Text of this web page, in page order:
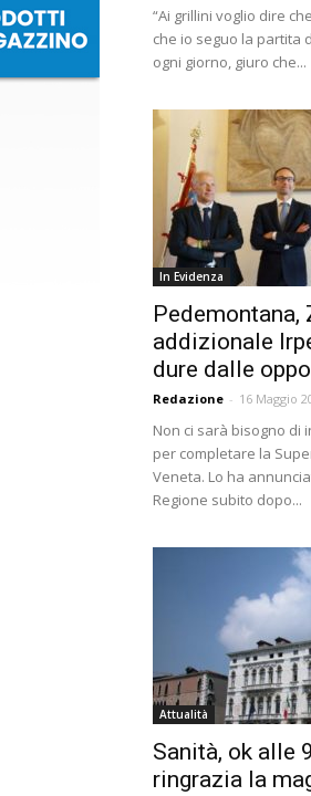
“Ai grillini voglio dire
che io seguo la partita
ogni giorno, giuro che...
In Evidenza
Pedemontana,
addizionale
dure dalle
Redazione - 16 Maggio
Non ci sarà bisogno di
per completare la
Veneta. Lo ha
Regione subito dopo...
Attualità
Sanità, ok alle
ringrazia la